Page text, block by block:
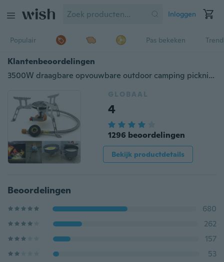
Inloggen
Populair Pas bekeken
Klantenbeoordelingen
3500W draagbare opvouwbare outdoor camping picknick gasbrander stalen kachel
GLOBAAL
4
1296 beoordelingen
Bekijk productdetails
Beoordelingen
680
262
157
53